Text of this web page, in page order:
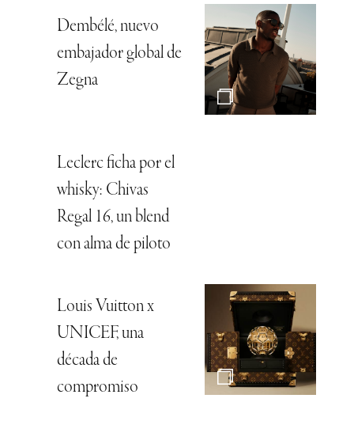
Dembélé, nuevo
embajador global de
Zegna
Leclerc ficha por el
whisky: Chivas
Regal 16, un blend
con alma de piloto
Louis Vuitton x
UNICEF, una
década de
compromiso